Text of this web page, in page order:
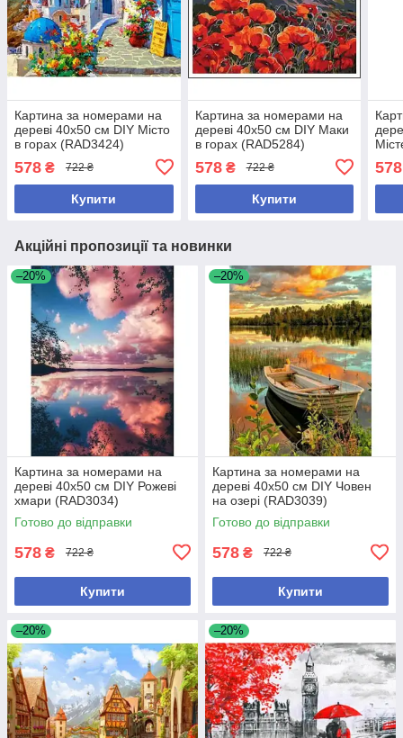
Картина за номерами на
дереві 40х50 см DIY Місто
в горах (RAD3424)
578 ₴ 722 ₴
Купити
Картина за номерами на
дереві 40х50 см DIY Маки
в горах (RAD5284)
578₴ 722 ₴
Купити
578
Акційні пропозиції та новинки
–20%
Картина за номерами на
дереві 40х50 см DIY Рожеві
хмари (RAD3034)
Готово до відправки
578 ₴ 722 ₴
Купити
–20%
Картина за номерами на
дереві 40х50 см DIY Човен
на озері (RAD3039)
Готово до відправки
578 ₴ 722 ₴
Купити
–20% –20%